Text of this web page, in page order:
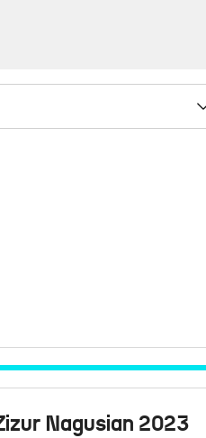
Nagusian 2023